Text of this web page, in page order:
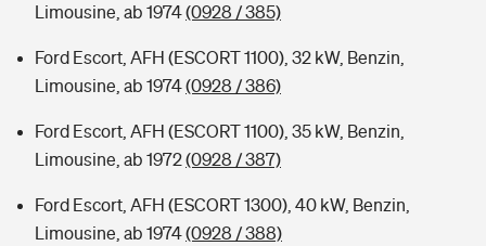
Limousine, ab 1974(0928 / 385)
Ford Escort, AFH (ESCORT 1100), 32 kW, Benzin,
Limousine, ab 1974(0928 / 386)
Ford Escort, AFH (ESCORT 1100), 35 kW, Benzin,
Limousine, ab 1972(0928 / 387)
Ford Escort, AFH (ESCORT 1300), 40 kW, Benzin,
Limousine, ab 1974(0928 / 388)